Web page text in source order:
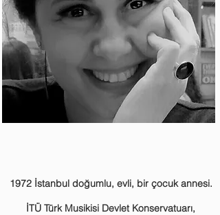
1972 İstanbul doğumlu, evli, bir çocuk annesi.
İTÜ Türk Musikisi Devlet Konservatuarı,